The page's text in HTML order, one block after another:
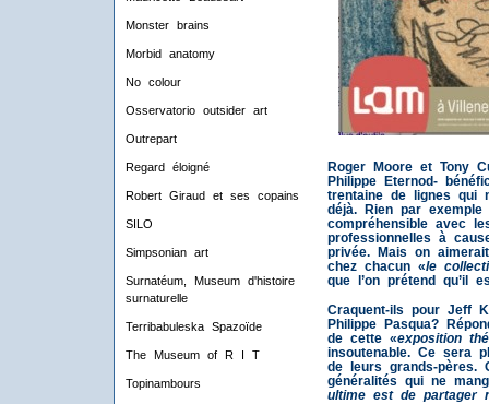
Monster brains
Morbid anatomy
No colour
Osservatorio outsider art
Outrepart
Regard éloigné
Robert Giraud et ses copains
SILO
Simpsonian art
Surnatéum, Museum d'histoire
surnaturelle
Terribabuleska Spazoïde
The Museum of R I T
Topinambours
Roger Moore et Tony
Philippe Eternod-
trentaine de lignes qui
déjà. Rien par
compréhensible avec
professionnelles à
privée. Mais on
chez chacun «le
que l’on prétend qu’il
Craquent-ils pour Jeff
Philippe Pasqua?
de cette «exposition
insoutenable. Ce sera
de leurs grands-pères.
généralités qui ne
ultime est de partager